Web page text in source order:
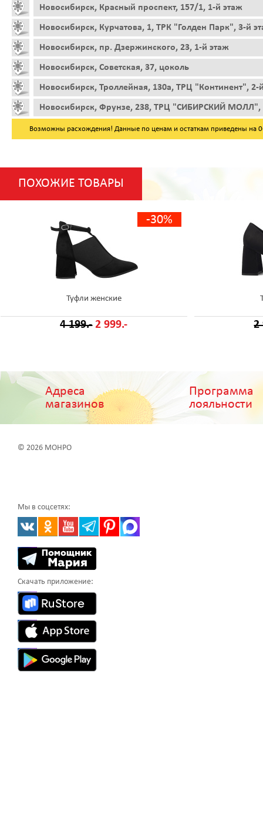
Новосибирск, Красный проспект, 157/1, 1-й этаж
Новосибирск, Курчатова, 1, ТРК "Голден Парк", 3-й
Новосибирск, пр. Дзержинского, 23, 1-й этаж
Новосибирск, Советская, 37, цоколь
Новосибирск, Троллейная, 130а, ТРЦ "Континент", 2-
Новосибирск, Фрунзе, 238, ТРЦ "СИБИРСКИЙ МОЛЛ",
Возможны расхождения! Данные по ценам и остаткам приведены на
ПОХОЖИЕ ТОВАРЫ
-30%
Туфли женские
4 199.- 2 999.- 2
Адреса
магазинов
Программа
лояльности
© 2026 МОНРО
Мы в соцсетях:
Скачать приложение: